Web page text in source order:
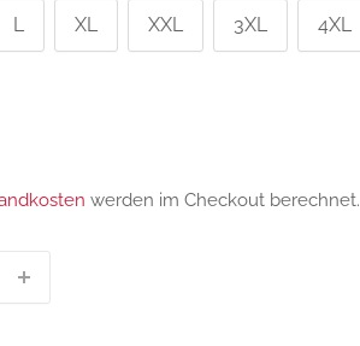
L XL XXL 3XL 4XL
werden im Checkout berechnet.